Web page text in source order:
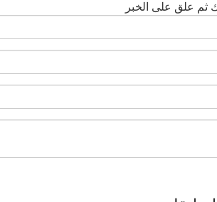
ثم علق على الخبر